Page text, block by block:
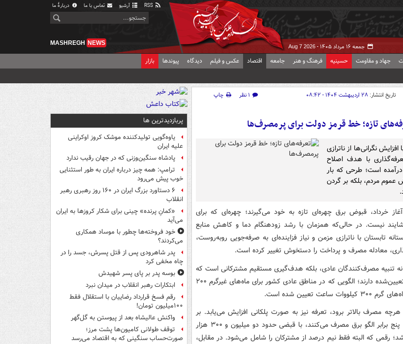
آرشیو تماس با ما دربارهٔ ما
جمعه ۱۶ مرداد ۱۴۰۵ - Aug 7 2026
MASHREGH NEWS
جهاد و مقاومت حسینیه فرهنگ و هنر جامعه اقتصاد عکس و فیلم دیدگاه پیوندها بازار
تاریخ انتشار: ۲۸ اردیبهشت ۱۴۰۴ - ۰۸:۴۲ ۱ نظر
چاپ
تازه؛ خط قرمز دولت برای پرمصرف‌ها
نگرانی‌ها از ناترازی
با هدف اصلاح
است؛ طرحی که بار
عموم مردم، بلکه بر گردن
خرداد، قبوض برق چهره‌ای تازه به خود می‌گیرند؛ چهره‌ای که برای
نیست. در حالی‌که همزمان با رشد زودهنگام دما و کاهش منابع
تابستان با ناترازی مزمن و نیاز فزاینده‌ای به صرفه‌جویی روبه‌روست،
معادله مصرف و پرداخت را دستخوش تغییر کرده است.
تنبیه مصرف‌کنندگان عادی، بلکه هدف‌گیری مستقیم مشترکانی است که
مصرفی فراتر از الگوی تعیین‌شده دارند؛ الگویی که در مناطق عادی کشور برای ماه‌های غیرگرم ۲۰۰
تعیین شده است.
مصرف بالاتر برود، تعرفه نیز به صورت پلکانی افزایش می‌یابد. بر
این اساس، کسانی که پنج برابر الگو برق مصرف می‌کنند، با قبضی حدود دو میلیون و ۳۰۰ هزار
رقمی که البته فقط نیم درصد از مشترکان را شامل می‌شود. در مقابل،
پربازدیدترین ها
یاوه‌گویی تولیدکننده موشک کروز اوکراینی
علیه ایران
پادشاه سنگین‌وزنی که در جهان رقیب ندارد
ترامپ: همه چیز درباره ایران به طور استثنایی
خوب پیش می‌رود
۶ دستاورد بزرگ ایران در ۱۶۰ روز رهبری رهبر
انقلاب
«کمانِ پرنده» چینی برای شکار کروزها به ایران
می‌آید
خود فروخته‌ها چطور با موساد همکاری
می‌کردند؟
پدر شاهرودی پس از قتل پسرش، جسد را در
چاه مخفی کرد
بوسه‌ پدر بر پای پسر شهیدش
ابتکارات رهبر انقلاب در میدان نبرد
رقم فسخ قرارداد رضاییان با استقلال فقط
۱۰۰میلیون تومان!
واکنش عالیشاه بعد از پیوستن به گل‌گهر
توقف طولانی کامیون‌ها پشت مرز؛
صورت‌حساب سنگینی که به اقتصاد می‌رسد